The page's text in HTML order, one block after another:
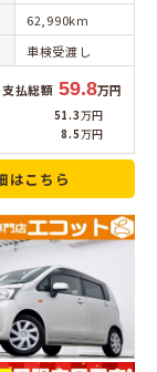
62,990km
車検受渡し
支払総額 59.8万円
51.3万円
8.5万円
はこちら